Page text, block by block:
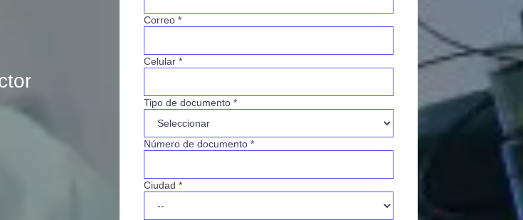
Correo *
Celular *
Tipo de documento *
Número de documento *
Ciudad *